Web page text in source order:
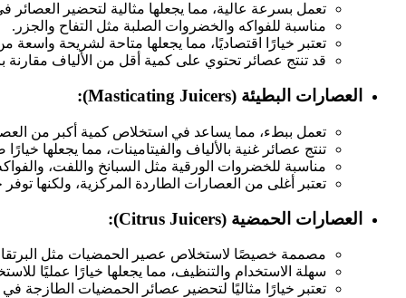
تعمل بسرعة عالية، مما يجعلها مثالية لتحضير
مناسبة للفواكه والخضروات الصلبة مثل التفاح والجزر.
تعتبر خيارًا اقتصاديًا، مما يجعلها متاحة لشريحة واسعة
قد تنتج عصائر تحتوي على كمية أقل من الألياف مقارنة
العصارات البطيئة (Masticating Juicers):
تعمل ببطء، مما يساعد في استخلاص كمية أكبر من
تنتج عصائر غنية بالألياف والفيتامينات، مما يجعلها خيارًا
مناسبة للخضروات الورقية مثل السبانخ واللفت،
تعتبر أغلى من العصارات الطاردة المركزية، ولكنها
العصارات الحمضية (Citrus Juicers):
مصممة خصيصًا لاستخلاص عصير الحمضيات مثل
سهلة الاستخدام والتنظيف، مما يجعلها خيارًا عمليًا
تعتبر خيارًا مثاليًا لتحضير عصائر الحمضيات الطازجة في